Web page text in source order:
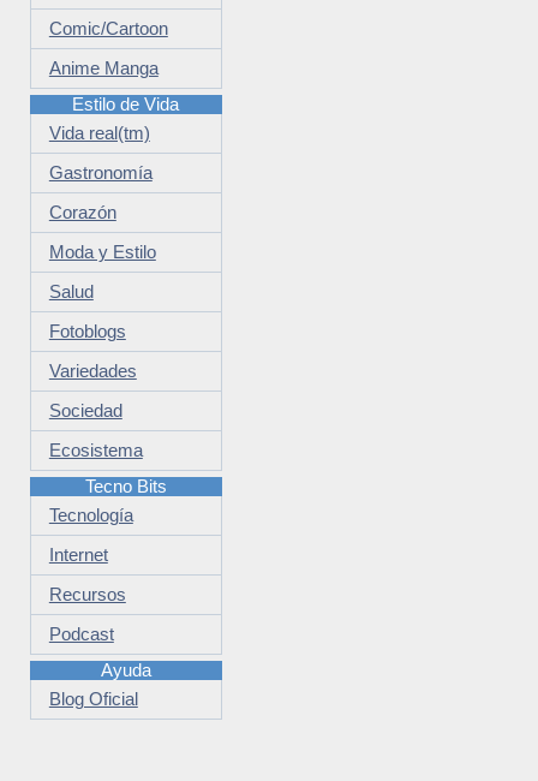
Comic/Cartoon
Anime Manga
Estilo de Vida
Vida real(tm)
Gastronomía
Corazón
Moda y Estilo
Salud
Fotoblogs
Variedades
Sociedad
Ecosistema
Tecno Bits
Tecnología
Internet
Recursos
Podcast
Ayuda
Blog Oficial